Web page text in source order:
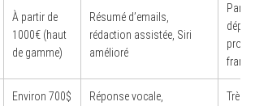
À partir de
1000€ (haut
de gamme)
Résumé d’emails,
rédaction assistée, Siri
amélioré
Environ 700$
Réponse vocale,
Très